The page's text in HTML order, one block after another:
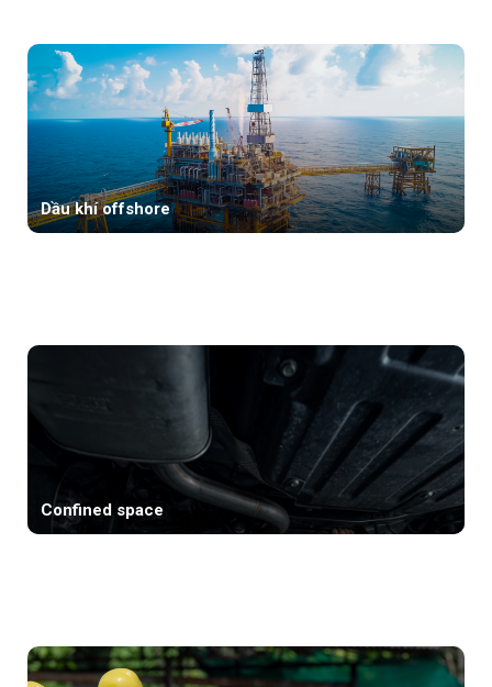
Dầu khí offshore
Confined space